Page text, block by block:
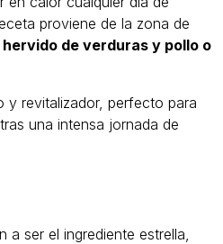
proviene de la zona de
hervido de verduras y pollo o
y revitalizador, perfecto para
una intensa jornada de
ser el ingrediente estrella,